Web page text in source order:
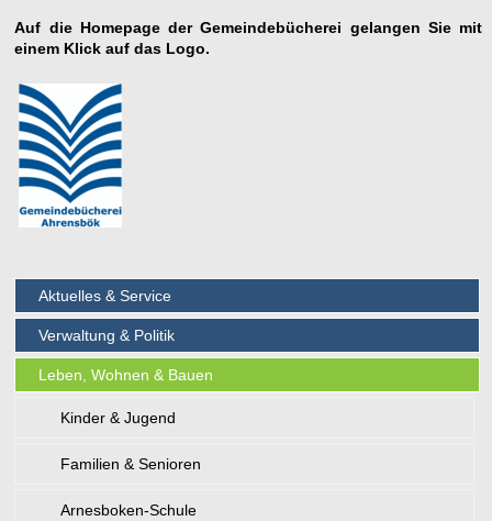
Auf die Homepage der Gemeindebücherei gelangen Sie mit
einem Klick auf das Logo.
Aktuelles & Service
Verwaltung & Politik
Leben, Wohnen & Bauen
Kinder & Jugend
Familien & Senioren
Arnesboken-Schule